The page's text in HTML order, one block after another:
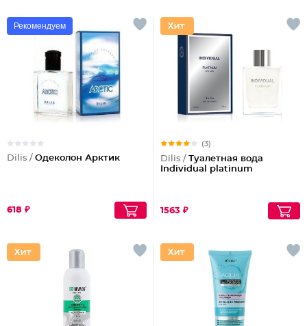
Рекомендуем
Dilis / Одеколон Арктик
618 ₽
(3)
Dilis / Туалетная вода
Individual platinum
1563 ₽